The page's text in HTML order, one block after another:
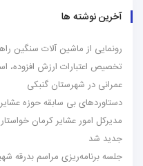
آخرین نوشته ها
رونمایی از ماشین آلات سنگین
تخصیص اعتبارات ارزش افزوده،
عمرانی در شهرستان گنبکی
دستاوردهای بی سابقه حوزه
مدیرکل امور عشایر کرمان
جدید شد
جلسه برنامه‌ریزی مراسم بدرقه